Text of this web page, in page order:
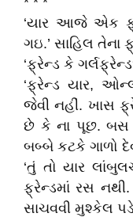
‘યાર આજે એક
ગઇ.’ સાહિલ તેના
‘ફ્રેન્ડ કે
‘ફ્રેન્ડ યાર,
જેવી નહીં. ખાસ
છે કે ના પૂછ. બસ
બબ્બે કટકે ગાળો
‘તું તો યાર
ફ્રેન્ડમાં રસ
સાચવવી મુશ્કેલ